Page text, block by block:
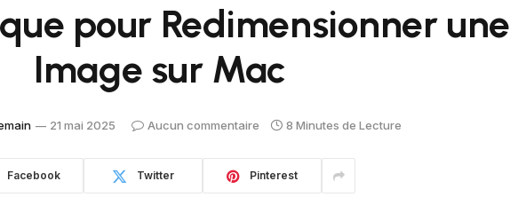
pour Redimensionner une
Image sur Mac
21 mai 2025 Aucun commentaire 8 Minutes de Lecture
Facebook Twitter Pinterest